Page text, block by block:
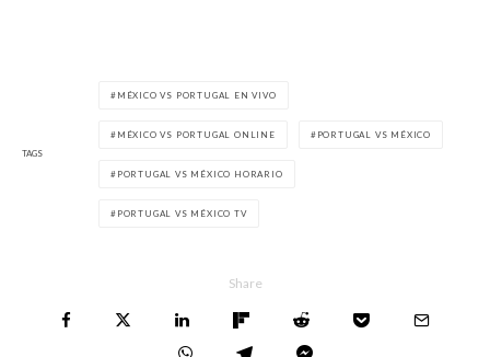
TAGS
MÉXICO VS PORTUGAL EN VIVO
MÉXICO VS PORTUGAL ONLINE PORTUGAL VS MÉXICO
PORTUGAL VS MÉXICO HORARIO
PORTUGAL VS MÉXICO TV
Share